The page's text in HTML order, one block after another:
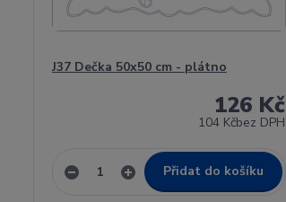
J37 Dečka 50x50 cm - plátno
126 Kč
104 Kčbez DPH
Přidat do košíku